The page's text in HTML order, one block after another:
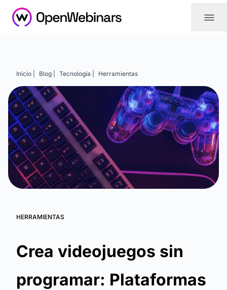
|||
Inicio | Blog | Tecnología | Herramientas
HERRAMIENTAS
Crea videojuegos sin
programar: Plataformas